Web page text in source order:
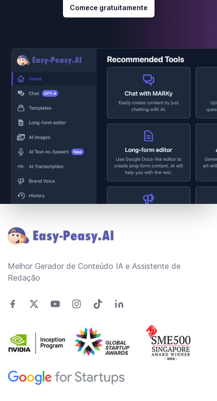
Comece gratuitamente
Melhor Gerador de Conteúdo IA e Assistente de
Redação